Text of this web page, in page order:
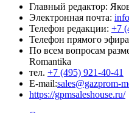
Главный редактор:
Электронная почта:
Телефон редакции: +7
Телефон прямого
По всем вопросам
Romantika
тел. +7 (495) 921-40-41
E-mail:sales@gazprom-
https://gpmsaleshouse.ru/